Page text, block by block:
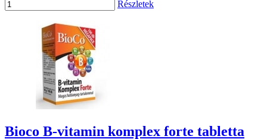
Részletek
Bioco B-vitamin komplex forte tabletta